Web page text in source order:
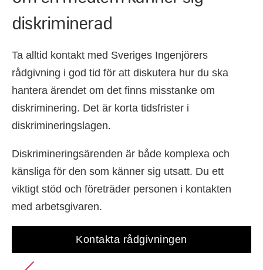
diskriminerad
Ta alltid kontakt med Sveriges Ingenjörers
rådgivning i god tid för att diskutera hur du ska
hantera ärendet om det finns misstanke om
diskriminering. Det är korta tidsfrister i
diskrimineringslagen.
Diskrimineringsärenden är både komplexa och
känsliga för den som känner sig utsatt. Du ett
viktigt stöd och företräder personen i kontakten
med arbetsgivaren.
Kontakta rådgivningen